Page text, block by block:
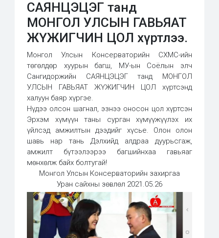
САЯНЦЭЦЭГ танд
МОНГОЛ УЛСЫН ГАВЬЯАТ
ЖҮЖИГЧИН ЦОЛ хүртлээ.
Монгол Улсын Консерваторийн СХМС-ийн
төгөлдөр хуурын багш, МУ-ын Соёлын элч
Сангидоржийн САЯНЦЭЦЭГ танд МОНГОЛ
УЛСЫН ГАВЬЯАТ ЖҮЖИГЧИН ЦОЛ хүртсэнд
халуун баяр хүргэе.
Нүдээ олсон шагнал, эзнээ оносон цол хүртсэн
Эрхэм хүмүүн таны сурган хүмүүжүүлэх их
үйлсэд амжилтын дээдийг хүсье. Олон олон
шавь нар тань Дэлхийд алдраа дуурьсгаж,
амжилт бүтээлээрээ багшийнхаа гавьяаг
мөнхөлж байх болтугай!
Монгол Улсын Консерваторийн захиргаа
Уран сайхны зөвлөл 2021.05.26